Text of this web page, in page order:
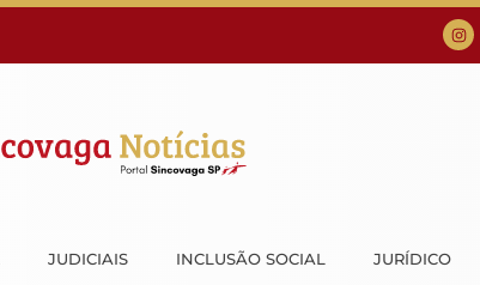
JUDICIAIS INCLUSÃO SOCIAL JURÍDICO